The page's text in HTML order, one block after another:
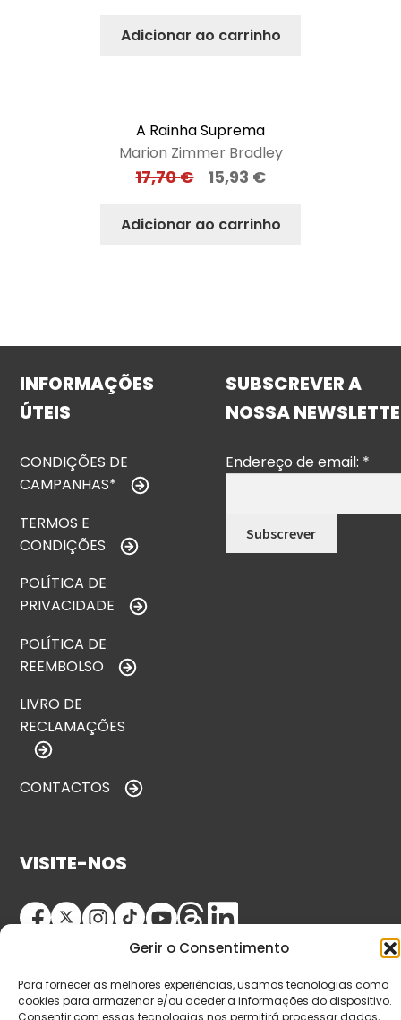
Gerir o Consentimento
Para fornecer as melhores experiências, usamos tecnologias como
cookies para armazenar e/ou aceder a informações do dispositivo.
Consentir com essas tecnologias nos permitirá processar dados,
Adicionar ao carrinho
A Rainha Suprema
Marion Zimmer Bradley
17,70€ 15,93 €
Adicionar ao carrinho
INFORMAÇÕES
ÚTEIS
CONDIÇÕES DE
CAMPANHAS*
TERMOS E
CONDIÇÕES
POLÍTICA DE
PRIVACIDADE
POLÍTICA DE
REEMBOLSO
LIVRO DE
RECLAMAÇÕES
CONTACTOS
SUBSCREVER A
NOSSA
Endereço de email: *
VISITE-NOS